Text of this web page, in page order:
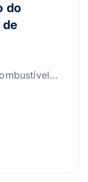
do
geram